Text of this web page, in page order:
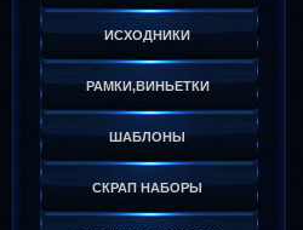
ИСХОДНИКИ
РАМКИ,ВИНЬЕТКИ
ШАБЛОНЫ
СКРАП НАБОРЫ